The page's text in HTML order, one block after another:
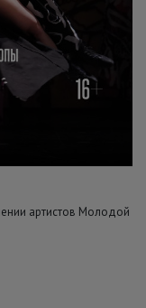
артистов Молодой